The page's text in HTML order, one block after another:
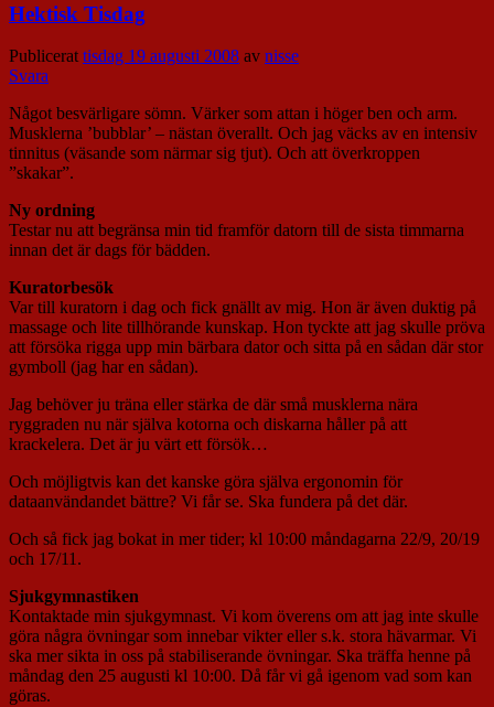
Hektisk Tisdag
Publicerat tisdag 19 augusti 2008 av nisse
Svara
Något besvärligare sömn. Värker som attan i höger ben och arm.
Musklerna ’bubblar’ – nästan överallt. Och jag väcks av en intensiv
tinnitus (väsande som närmar sig tjut). Och att överkroppen
”skakar”.
Ny ordning
Testar nu att begränsa min tid framför datorn till de sista timmarna
innan det är dags för bädden.
Kuratorbesök
Var till kuratorn i dag och fick gnällt av mig. Hon är även duktig på
massage och lite tillhörande kunskap. Hon tyckte att jag skulle pröva
att försöka rigga upp min bärbara dator och sitta på en sådan där stor
gymboll (jag har en sådan).
Jag behöver ju träna eller stärka de där små musklerna nära
ryggraden nu när själva kotorna och diskarna håller på att
krackelera. Det är ju värt ett försök…
Och möjligtvis kan det kanske göra själva ergonomin för
dataanvändandet bättre? Vi får se. Ska fundera på det där.
Och så fick jag bokat in mer tider; kl 10:00 måndagarna 22/9, 20/19
och 17/11.
Sjukgymnastiken
Kontaktade min sjukgymnast. Vi kom överens om att jag inte skulle
göra några övningar som innebar vikter eller s.k. stora hävarmar. Vi
ska mer sikta in oss på stabiliserande övningar. Ska träffa henne på
måndag den 25 augusti kl 10:00. Då får vi gå igenom vad som kan
göras.